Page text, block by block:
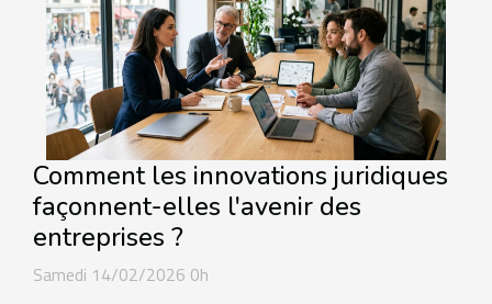
Comment les innovations juridiques
façonnent-elles l'avenir des
entreprises ?
Samedi 14/02/2026 0h